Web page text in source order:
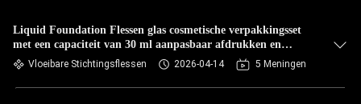
Liquid Foundation Flessen glas cosmetische verpakkingsset
met een capaciteit van 30 ml aanpasbaar afdrukken en
duurzaam luchtdicht ontwerpen
Vloeibare Stichtingsflessen 2026-04-14 5 Meningen